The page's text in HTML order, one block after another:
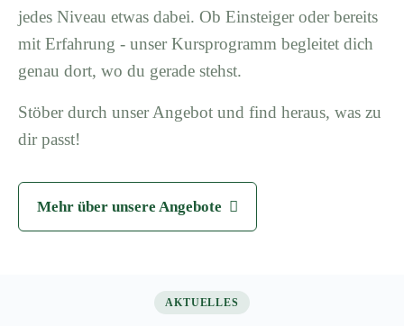
jedes Niveau etwas dabei. Ob Einsteiger oder bereits
mit Erfahrung - unser Kursprogramm begleitet dich
genau dort, wo du gerade stehst.
Stöber durch unser Angebot und find heraus, was zu
dir passt!
Mehr über unsere Angebote
AKTUELLES